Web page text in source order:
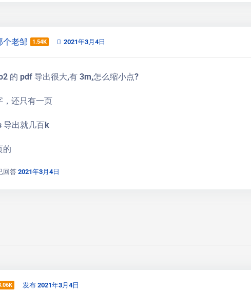
个老邹 1.54K 2021年3月4日
的 pdf 导出很大,有 3m,怎么缩小点?
，还只有一页
导出就几百k
的
回答2021年3月4日
发布 2021年3月4日